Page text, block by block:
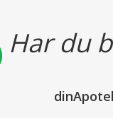
Har du